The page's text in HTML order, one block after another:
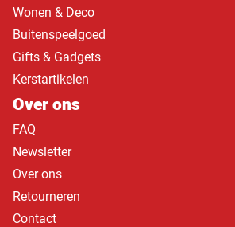
Wonen & Deco
Buitenspeelgoed
Gifts & Gadgets
Kerstartikelen
Over ons
FAQ
Newsletter
Over ons
Retourneren
Contact